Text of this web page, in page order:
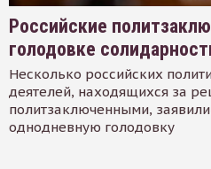
Российские
голодовке
Несколько российских
деятелей, находящихся за
политзаключенными,
однодневную голодовку